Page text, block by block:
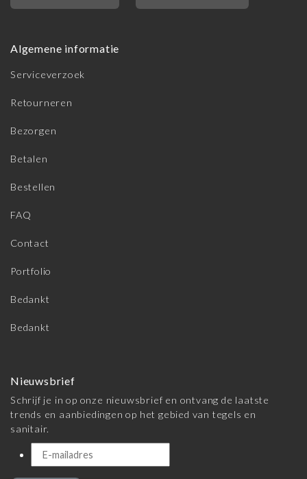
Algemene informatie
Serviceverzoek
Retourneren
Bezorgen
Betalen
Bestellen
FAQ
Contact
Portfolio
Bedankt
Bedankt
Nieuwsbrief
Schrijf je in op onze nieuwsbrief en ontvang de laatste
trends en aanbiedingen op het gebied van tegels en
sanitair.